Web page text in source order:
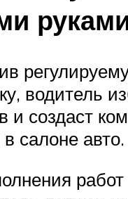
водитель
и создаст
салоне авто.
работ